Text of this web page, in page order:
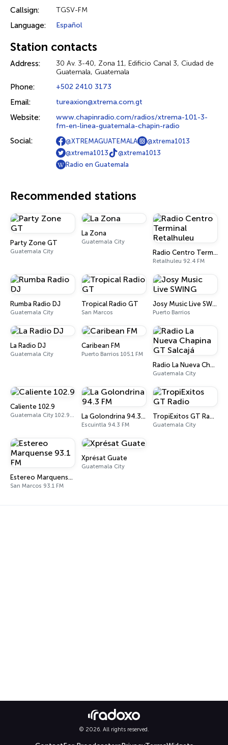
Callsign: TGSV-FM
Language: Español
Station contacts
Address:
30 Av. 3-40, Zona 11, Edificio Canal 3, Ciudad de
Guatemala, Guatemala
Phone: +502 2410 3173
Email: tureaxion@xtrema.com.gt
Website:
www.chapinradio.com/radios/xtrema-101-3-
fm-en-linea-guatemala-chapin-radio
Social: @XTREMAGUATEMALA
@xtrema1013
@xtrema1013
@xtrema1013
Radio en Guatemala
Recommended stations
Party Zone GT
Guatemala City
La Zona
Guatemala City
Radio Centro Terminal Retalhuleu
Retalhuleu 92.4 FM
Rumba Radio DJ
Guatemala City
Tropical Radio GT
San Marcos
Josy Music Live SWING
Puerto Barrios
La Radio DJ
Guatemala City
Caribean FM
Puerto Barrios 105.1 FM
Radio La Nueva Chapina GT Salcajá
Guatemala City
Caliente 102.9
Guatemala City 102.9 FM La Golondrina 94.3 FM
Escuintla 94.3 FM
TropiExitos GT Radio
Guatemala City
Estereo Marquense 93.1 FM
San Marcos 93.1 FM
Xprésat Guate
Guatemala City
© 2026. All rights reserved.